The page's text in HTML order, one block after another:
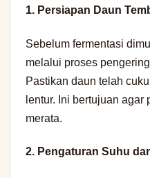
1. Persiapan Daun
Sebelum fermentasi
melalui proses
Pastikan daun telah
lentur. Ini bertujuan
merata.
2. Pengaturan Suhu